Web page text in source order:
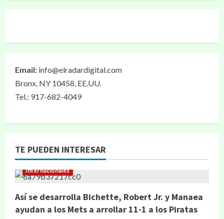
Email: info@elradardigital.com
Bronx, NY 10458, EE.UU.
Tel.: 917-682-4049
TE PUEDEN INTERESAR
Internacionales
Así se desarrolla Bichette, Robert Jr. y Manaea
ayudan a los Mets a arrollar 11-1 a los Piratas